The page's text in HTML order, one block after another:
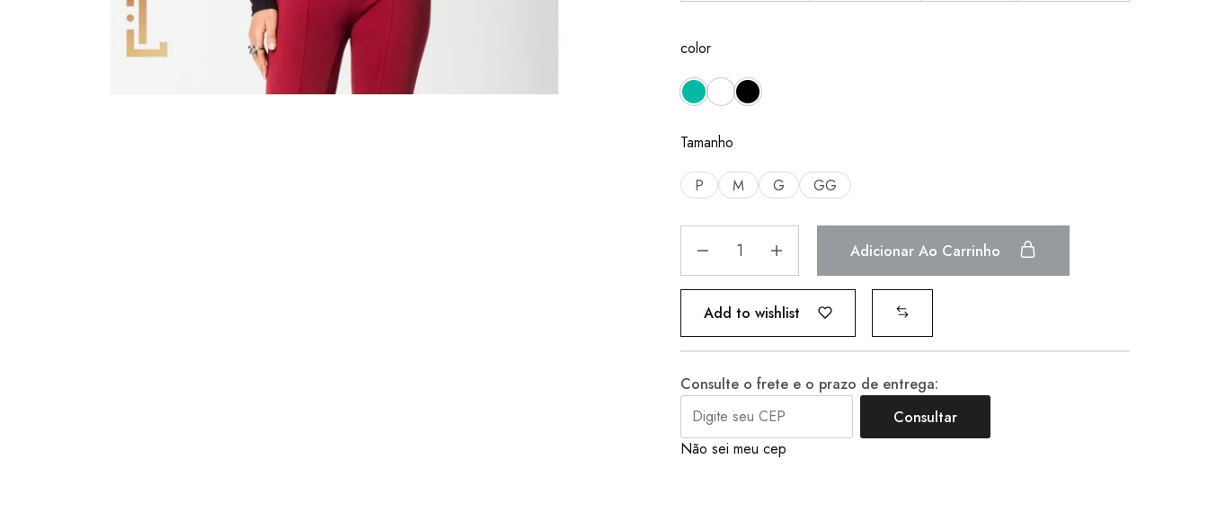
color
Tamanho
P M G GG
Adicionar Ao Carrinho
Add to wishlist
Consulte o frete e o prazo de entrega:
Consultar
Não sei meu cep